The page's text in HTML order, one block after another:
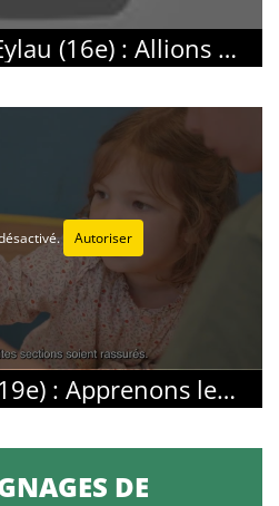
Saint-Honoré d’Eylau (16e) : Allions passions et scolarisation
Autoriser
Sainte-Thérèse (19e) : Apprenons les uns des autres
DE